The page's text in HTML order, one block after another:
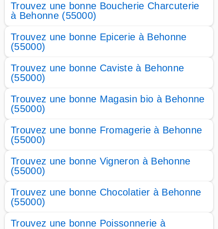
Trouvez une bonne Boucherie Charcuterie
à Behonne (55000)
Trouvez une bonne Epicerie à Behonne
(55000)
Trouvez une bonne Caviste à Behonne
(55000)
Trouvez une bonne Magasin bio à Behonne
(55000)
Trouvez une bonne Fromagerie à Behonne
(55000)
Trouvez une bonne Vigneron à Behonne
(55000)
Trouvez une bonne Chocolatier à Behonne
(55000)
Trouvez une bonne Poissonnerie à